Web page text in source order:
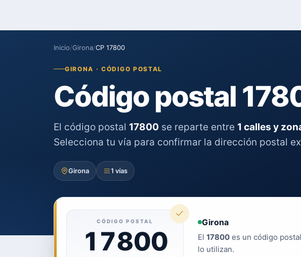
Inicio/Girona/CP 17800
GIRONA · CÓDIGO POSTAL
Código postal
El código postal 17800 se reparte entre 1 calles y
Selecciona tu vía para confirmar la dirección postal
Girona 1 vías
CÓDIGO POSTAL
17800
Girona
El 17800 es un código
lo utilizan.